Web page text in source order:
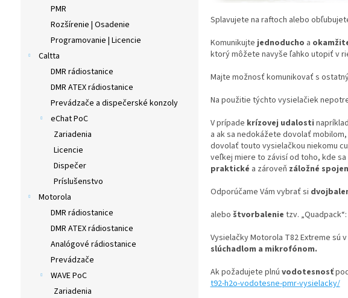
PMR
Rozšírenie | Osadenie
Programovanie | Licencie
Caltta
DMR rádiostanice
DMR ATEX rádiostanice
Prevádzače a dispečerské konzoly
eChat PoC
Zariadenia
Licencie
Dispečer
Príslušenstvo
Motorola
DMR rádiostanice
DMR ATEX rádiostanice
Analógové rádiostanice
Prevádzače
WAVE PoC
Zariadenia
Splavujete na raftoch alebo
Komunikujte jednoducho a
ktorý môžete navyše ľahko utopiť v
Majte možnosť komunikovať s
Na použitie týchto vysielačiek
V prípade krízovej udalosti
a ak sa nedokážete dovolať
dovolať touto vysielačkou niekomu
veľkej miere to závisí od toho, kde
praktické a zároveň záložné
Odporúčame Vám vybrať si
alebo štvorbalenie tzv. „Quadpack“:
Vysielačky Motorola T82 Extreme sú
slúchadlom a mikrofónom.
Ak požadujete plnú vodotesnosť
t92-h2o-vodotesne-pmr-vysielacky/